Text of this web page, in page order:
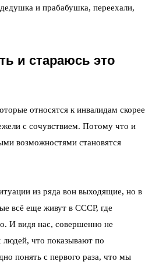
и прабабушка, переехали,
и стараюсь это
относятся к инвалидам скорее
с сочувствием. Потому что и
возможностями становятся
из ряда вон выходящие, но в
всё еще живут в СССР, где
И видя нас, совершенно не
что показывают по
понять с первого раза, что мы